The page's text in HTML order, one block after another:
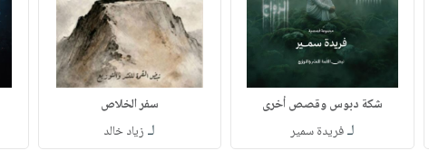
شكة دبوس وقصص أخرى
لـفريدة سمير
سفر الخلاص
لـ زياد خالد